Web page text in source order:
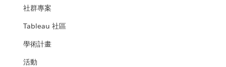
社群專案
Tableau 社區
學術計畫
活動